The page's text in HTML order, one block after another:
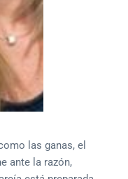
las ganas, el
ante la razón,